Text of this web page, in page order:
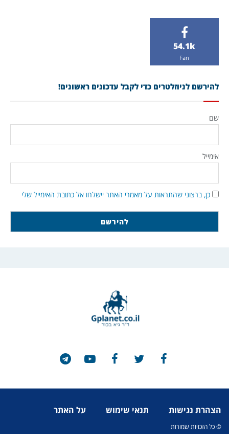
54.1k
Fan
להירשם לניוזלטרים כדי לקבל עדכונים ראשונים!
שם
אימייל
כן, ברצוני שהתראות על מאמרי האתר יישלחו אל כתובת האימייל שלי
הצהרת נגישות תנאי שימוש על האתר
© כל הזכויות שמורות